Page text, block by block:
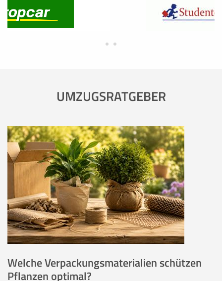
UMZUGSRATGEBER
Welche Verpackungsmaterialien schützen
Pflanzen optimal?